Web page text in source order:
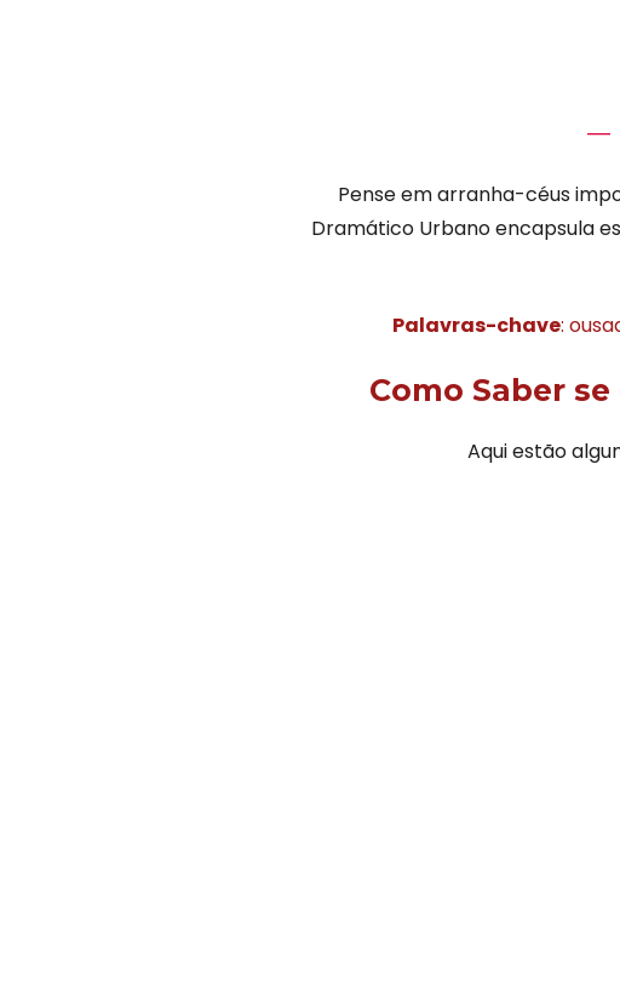
Pense em arranha-céus
Dramático Urbano encapsula
Palavras-chave:
Como Saber
Aqui estão